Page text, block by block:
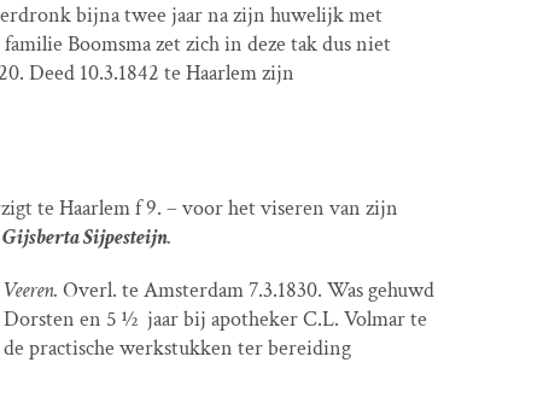
bijna twee jaar na zijn huwelijk met
Boomsma zet zich in deze tak dus niet
Deed 10.3.1842 te Haarlem zijn
te Haarlem f 9. – voor het viseren van zijn
Gijsberta Sijpesteijn.
Overl. te Amsterdam 7.3.1830. Was gehuwd
Dorsten en 5 ½ jaar bij apotheker C.L. Volmar te
practische werkstukken ter bereiding